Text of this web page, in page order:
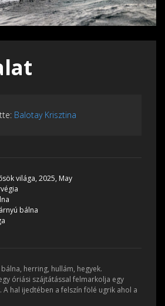
Balotay Krisztina
világa, 2025, May
bálna
herring, hullám, hegyek.
óriási szájtátással felmarkolja egy
A hal ijedtében a felszín fölé ugrik ahol a